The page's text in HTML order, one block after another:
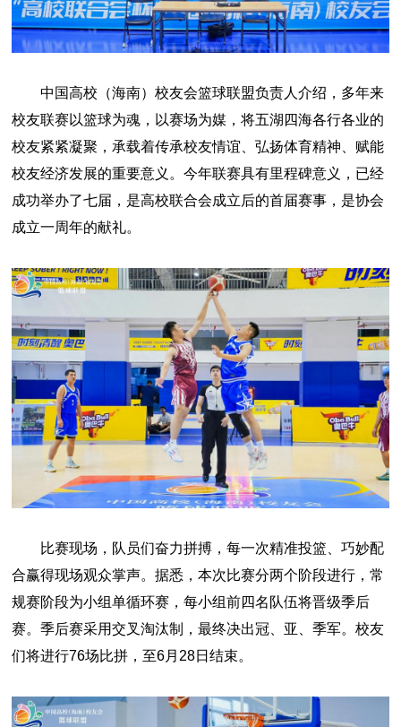
中国高校（海南）校友会篮球联盟负责人介绍，多年来
校友联赛以篮球为魂，以赛场为媒，将五湖四海各行各业的
校友紧紧凝聚，承载着传承校友情谊、弘扬体育精神、赋能
校友经济发展的重要意义。今年联赛具有里程碑意义，已经
成功举办了七届，是高校联合会成立后的首届赛事，是协会
成立一周年的献礼。
比赛现场，队员们奋力拼搏，每一次精准投篮、巧妙配
合赢得现场观众掌声。据悉，本次比赛分两个阶段进行，常
规赛阶段为小组单循环赛，每小组前四名队伍将晋级季后
赛。季后赛采用交叉淘汰制，最终决出冠、亚、季军。校友
们将进行76场比拼，至6月28日结束。